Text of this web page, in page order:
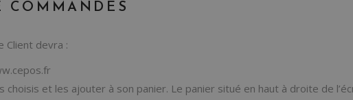
COMMANDES
Client devra :
choisis et les ajouter à son panier. Le panier situé en haut à droite de